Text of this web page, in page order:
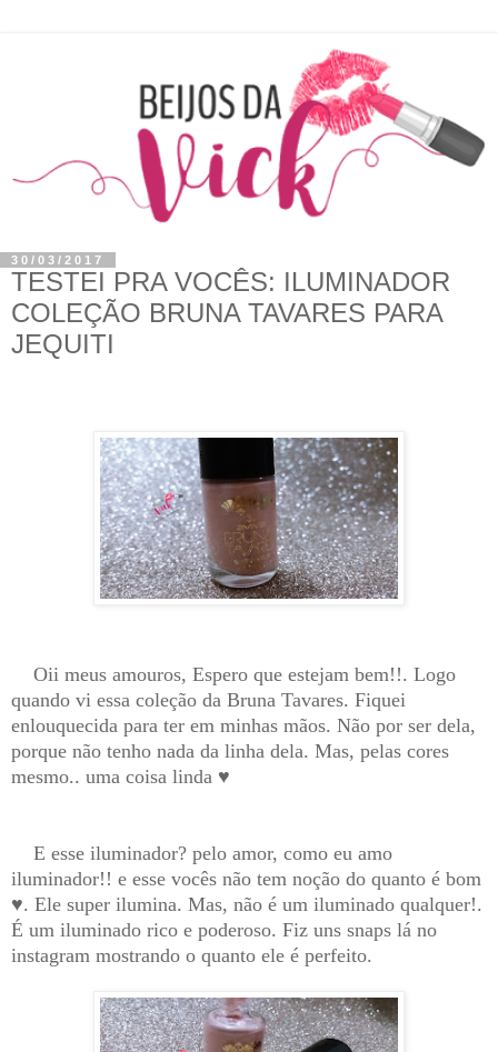
30/03/2017
TESTEI PRA VOCÊS: ILUMINADOR
COLEÇÃO BRUNA TAVARES PARA
JEQUITI
Oii meus amouros, Espero que estejam bem!!. Logo
quando vi essa coleção da Bruna Tavares. Fiquei
enlouquecida para ter em minhas mãos. Não por ser dela,
porque não tenho nada da linha dela. Mas, pelas cores
mesmo.. uma coisa linda ♥
E esse iluminador? pelo amor, como eu amo
iluminador!! e esse vocês não tem noção do quanto é bom
♥. Ele super ilumina. Mas, não é um iluminado qualquer!.
É um iluminado rico e poderoso. Fiz uns snaps lá no
instagram mostrando o quanto ele é perfeito.